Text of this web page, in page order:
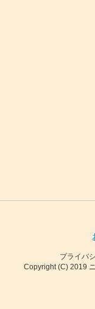
プライバ
Copyright (C) 2019